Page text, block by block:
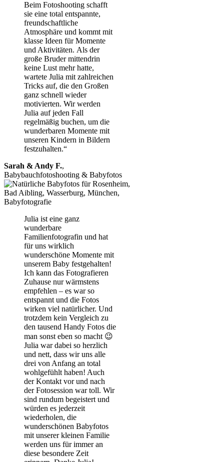
Beim Fotoshooting schafft
sie eine total entspannte,
freundschaftliche
Atmosphäre und kommt mit
klasse Ideen für Momente
und Aktivitäten. Als der
große Bruder mittendrin
keine Lust mehr hatte,
wartete Julia mit zahlreichen
Tricks auf, die den Großen
ganz schnell wieder
motivierten. Wir werden
Julia auf jeden Fall
regelmäßig buchen, um die
wunderbaren Momente mit
unseren Kindern in Bildern
festzuhalten.“
Sarah & Andy F.,
Babybauchfotoshooting & Babyfotos
Julia ist eine ganz
wunderbare
Familienfotografin und hat
für uns wirklich
wunderschöne Momente mit
unserem Baby festgehalten!
Ich kann das Fotografieren
Zuhause nur wärmstens
empfehlen – es war so
entspannt und die Fotos
wirken viel natürlicher. Und
trotzdem kein Vergleich zu
den tausend Handy Fotos die
man sonst eben so macht 😉
Julia war dabei so herzlich
und nett, dass wir uns alle
drei von Anfang an total
wohlgefühlt haben! Auch
der Kontakt vor und nach
der Fotosession war toll. Wir
sind rundum begeistert und
würden es jederzeit
wiederholen, die
wunderschönen Babyfotos
mit unserer kleinen Familie
werden uns für immer an
diese besondere Zeit